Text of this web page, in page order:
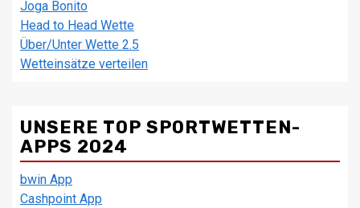
Joga Bonito
Head to Head Wette
Über/Unter Wette 2.5
Wetteinsätze verteilen
UNSERE TOP SPORTWETTEN-
APPS 2024
bwin App
Cashpoint App